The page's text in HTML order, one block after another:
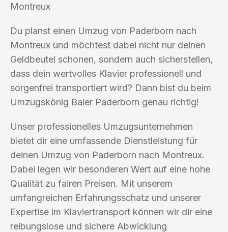
Montreux
Du planst einen Umzug von Paderborn nach
Montreux und möchtest dabei nicht nur deinen
Geldbeutel schonen, sondern auch sicherstellen,
dass dein wertvolles Klavier professionell und
sorgenfrei transportiert wird? Dann bist du beim
Umzugskönig Baier Paderborn genau richtig!
Unser professionelles Umzugsunternehmen
bietet dir eine umfassende Dienstleistung für
deinen Umzug von Paderborn nach Montreux.
Dabei legen wir besonderen Wert auf eine hohe
Qualität zu fairen Preisen. Mit unserem
umfangreichen Erfahrungsschatz und unserer
Expertise im Klaviertransport können wir dir eine
reibungslose und sichere Abwicklung